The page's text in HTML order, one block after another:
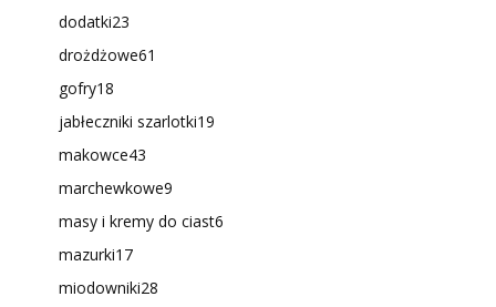
dodatki23
drożdżowe61
gofry18
jabłeczniki szarlotki19
makowce43
marchewkowe9
masy i kremy do ciast6
mazurki17
miodowniki28